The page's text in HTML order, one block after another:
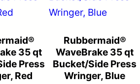
u
a
n
35 qt
Press
Red
Rubbermaid®
WaveBrake 35 qt
Bucket/Side Press
Wringer, Blue